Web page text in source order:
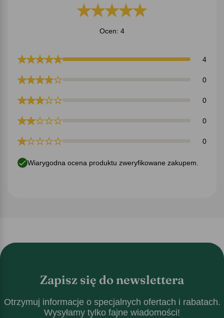
Ocen: 4
4
0
0
0
0
Wiarygodna ocena produktu zweryfikowane zakupem.
Zapisz się do newslettera
Otrzymuj informacje o specjalnych ofertach i rabatach.
Wysyłamy tylko fajne wiadomości!